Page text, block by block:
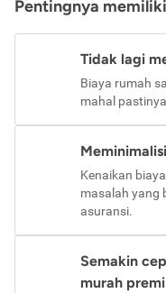
Pentingnya
Tidak lagi
Biaya rumah
mahal
Kenaikan
masalah yang
asuransi.
Semakin
murah